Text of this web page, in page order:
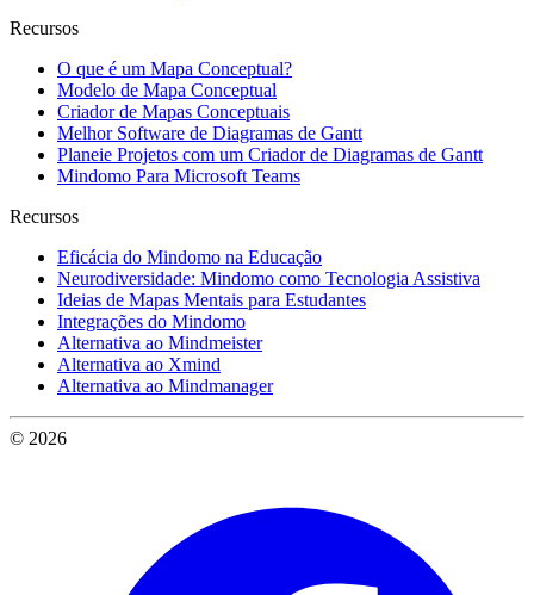
Recursos
O que é um Mapa Conceptual?
Modelo de Mapa Conceptual
Criador de Mapas Conceptuais
Melhor Software de Diagramas de Gantt
Planeie Projetos com um Criador de Diagramas de Gantt
Mindomo Para Microsoft Teams
Recursos
Eficácia do Mindomo na Educação
Neurodiversidade: Mindomo como Tecnologia Assistiva
Ideias de Mapas Mentais para Estudantes
Integrações do Mindomo
Alternativa ao Mindmeister
Alternativa ao Xmind
Alternativa ao Mindmanager
© 2026